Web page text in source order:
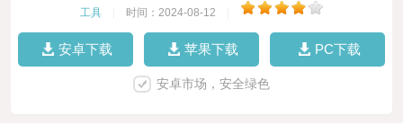
工具 时间：2024-08-12
安卓下载 苹果下载 PC下载
安卓市场，安全绿色